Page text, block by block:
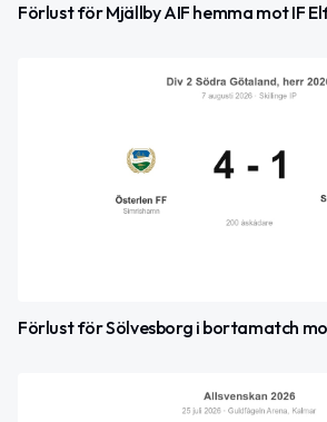
Förlust för Mjällby AIF hemma mot IF
Förlust för Sölvesborg i bortamatch